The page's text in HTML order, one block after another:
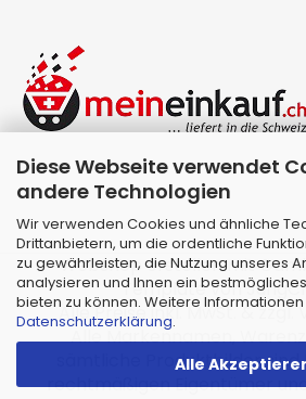
Diese Webseite verwendet
andere Technologien
Wir verwenden Cookies und ähnliche
Drittanbietern, um die ordentliche
zu gewährleisten, die Nutzung unseres
analysieren und Ihnen ein
bieten zu können. Weitere
Datenschutzerklärung.
Alle
Webshop erstellenmit
Template von
Alle Preise inkl. MwSt. &
Alle Markennamen,
sämtliche Produktbilder sind
rechtmäßigen Eigentümer